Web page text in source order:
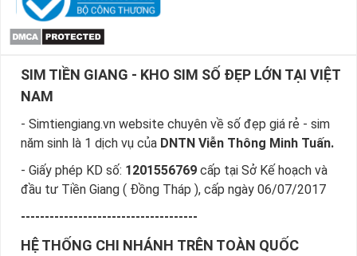
SIM TIỀN GIANG - KHO SIM SỐ ĐẸP LỚN TẠI VIỆT
NAM
- Simtiengiang.vn website chuyên về số đẹp giá rẻ - sim
năm sinh là 1 dịch vụ của DNTN Viễn Thông Minh Tuấn.
- Giấy phép KD số: 1201556769 cấp tại Sở Kế hoạch và
đầu tư Tiền Giang ( Đồng Tháp ), cấp ngày 06/07/2017
-------------------------------------
HỆ THỐNG CHI NHÁNH TRÊN TOÀN QUỐC